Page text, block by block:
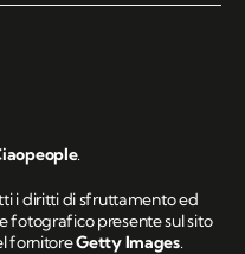
.
i diritti di sfruttamento ed
fotografico presente sul sito
fornitoreGetty Images.